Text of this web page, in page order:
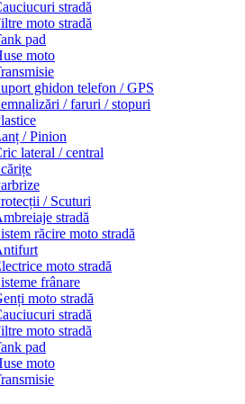
stradă
moto stradă
pad
moto
ghidon telefon / GPS
/ faruri / stopuri
/ Pinion
lateral / central
/ Scuturi
stradă
răcire moto stradă
moto stradă
frânare
moto stradă
stradă
moto stradă
pad
moto